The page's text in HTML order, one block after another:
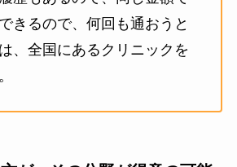
きるので、何回も通おうと
、全国にあるクリニックを